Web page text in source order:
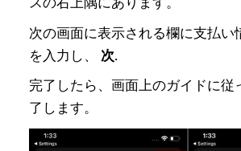
次の画面に表示される欄に支払い
を入力し、 次.
完了したら、画面上のガイドに従
了します。